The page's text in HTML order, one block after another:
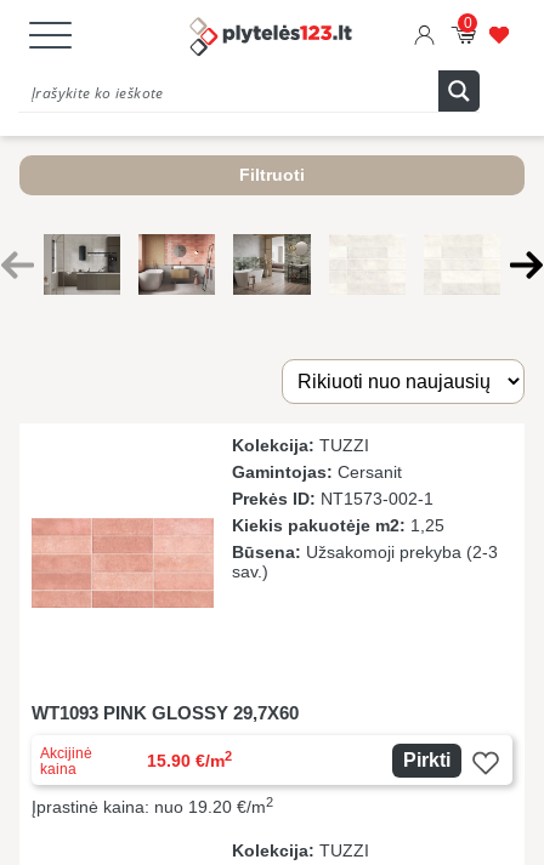
0
Filtruoti
Kolekcija: TUZZI
Gamintojas: Cersanit
Prekės ID: NT1573-002-1
Kiekis pakuotėje m2: 1,25
Būsena: Užsakomoji prekyba (2-3
sav.)
WT1093 PINK GLOSSY 29,7X60
Akcijinė
kaina
15.90 €/m2 Pirkti
Įprastinė kaina: nuo 19.20 €/m2
Kolekcija: TUZZI